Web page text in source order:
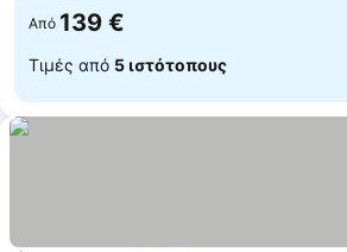
Από 139 €
Τιμές από 5 ιστότοπους